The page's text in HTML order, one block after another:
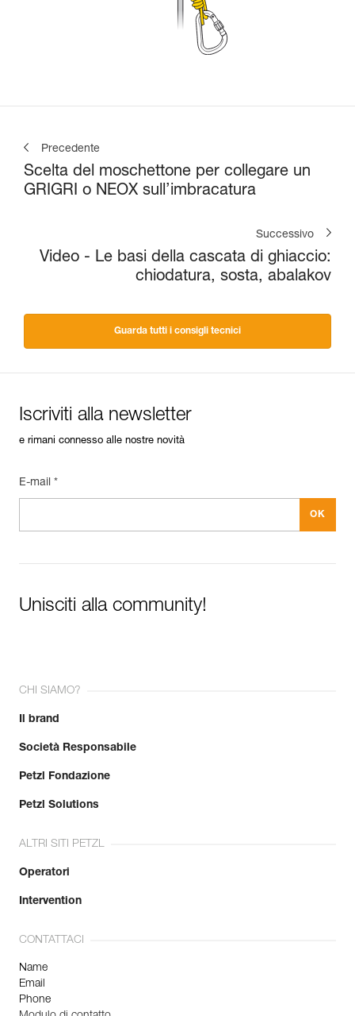
Precedente
Scelta del moschettone per collegare un
GRIGRI o NEOX sull’imbracatura
Successivo
Video - Le basi della cascata di ghiaccio:
chiodatura, sosta, abalakov
Guarda tutti i consigli tecnici
Iscriviti alla newsletter
e rimani connesso alle nostre novità
E-mail *
Unisciti alla community!
CHI SIAMO?
Il brand
Società Responsabile
Petzl Fondazione
Petzl Solutions
ALTRI SITI PETZL
Operatori
Intervention
CONTATTACI
Name
Email
Phone